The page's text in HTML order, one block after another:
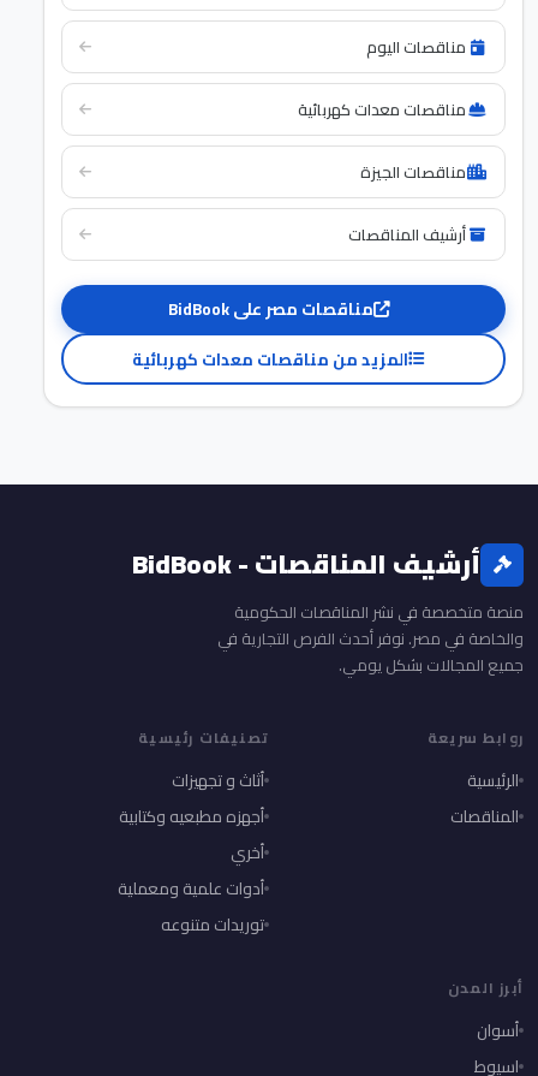
مناقصات اليوم
مناقصات معدات كهربائية
مناقصات الجيزة
أرشيف المناقصات
مناقصات مصر على BidBook
المزيد من مناقصات معدات كهربائية
أرشيف المناقصات - BidBook
منصة متخصصة في نشر المناقصات الحكومية
والخاصة في مصر. نوفر أحدث الفرص التجارية في
جميع المجالات بشكل يومي.
روابط سريعة
الرئيسية
المناقصات
تصنيفات رئيسية
أثاث و تجهيزات
أجهزه مطبعيه وكتابية
أخري
أدوات علمية ومعملية
توريدات متنوعه
أبرز المدن
أسوان
اسيوط